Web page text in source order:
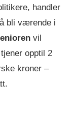
handler
bli værende i
vil
opptil 2
kroner –